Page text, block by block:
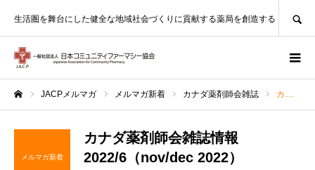
生活圏を舞台にした健全な地域社会づくりに貢献する薬局を創造する
JACPメルマガ メルマガ新着 カナダ薬剤師会雑誌 カナダ薬剤師会雑誌情報2022/6（nov/dec 2022）
メルマガ新着
カナダ薬剤師会雑誌情報
2022/6（nov/dec 2022）